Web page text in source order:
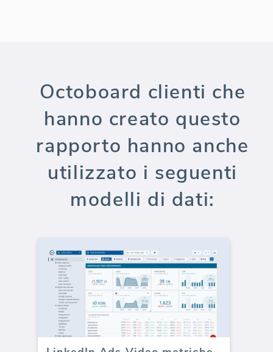
Octoboard clienti che
hanno creato questo
rapporto hanno anche
utilizzato i seguenti
modelli di dati: